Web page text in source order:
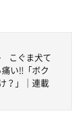
こぐま犬て
い!!「ボク
？」｜連載